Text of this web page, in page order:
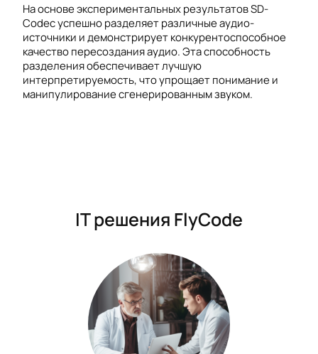
На основе экспериментальных результатов SD-
Codec успешно разделяет различные аудио-
источники и демонстрирует конкурентоспособное
качество пересоздания аудио. Эта способность
разделения обеспечивает лучшую
интерпретируемость, что упрощает понимание и
манипулирование сгенерированным звуком.
IT решения FlyCode